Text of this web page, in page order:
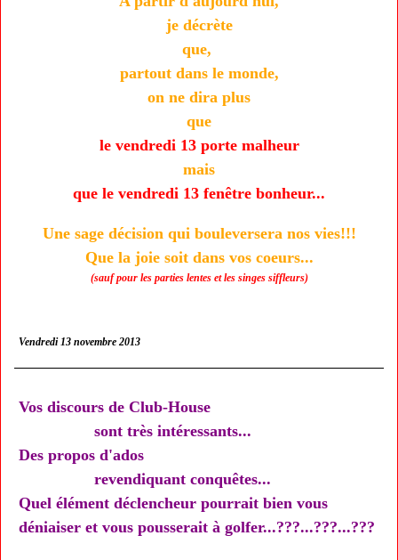
je décrète
que,
partout dans le monde,
on ne dira plus
que
le vendredi 13 porte malheur
mais
que le vendredi 13 fenêtre bonheur...
Une sage décision qui bouleversera nos vies!!!
Que la joie soit dans vos coeurs...
(sauf pour les parties lentes et les singes siffleurs)
Vendredi 13 novembre 2013
Vos discours de Club-House
sont très intéressants...
Des propos d'ados
revendiquant conquêtes...
Quel élément déclencheur pourrait bien vous
déniaiser et vous pousserait à golfer...???...???...???